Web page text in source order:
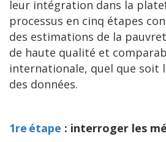
leur intégration dans la
processus en cinq étapes
des estimations de la
de haute qualité et
internationale, quel que soit
des données.
1re étape : interroger les